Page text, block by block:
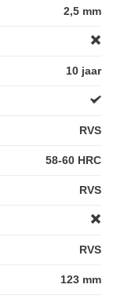
2,5 mm
10 jaar
RVS
58-60 HRC
RVS
RVS
123 mm